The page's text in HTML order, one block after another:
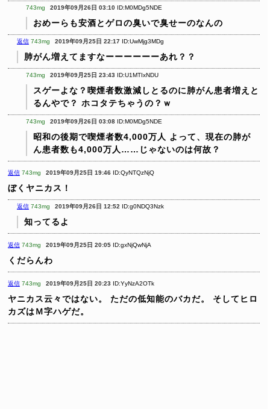
743mg 2019年09月26日 03:10 ID:M0MDg5NDE
おめーらも安酒とゲロの臭いで臭せーのなんの
返信 743mg 2019年09月25日 22:17 ID:UwMjg3MDg
肺がん増えてますなーーーーーーあれ？？
743mg 2019年09月25日 23:43 ID:U1MTIxNDU
スゲーよな？喫煙者数激減しとるのに肺がん患者増えと
るんやで？ ホコタテちゃうの？ｗ
743mg 2019年09月26日 03:08 ID:M0MDg5NDE
昭和の後期で喫煙者数4,000万人
よって、現在の肺が
ん患者数も4,000万人……じゃないのは何故？
返信 743mg 2019年09月25日 19:46 ID:QyNTQzNjQ
ぼくヤニカス！
返信 743mg 2019年09月26日 12:52 ID:g0NDQ3Nzk
知ってるよ
返信 743mg 2019年09月25日 20:05 ID:gxNjQwNjA
くだらんわ
返信 743mg 2019年09月25日 20:23 ID:YyNzA2OTk
ヤニカス云々ではない。 ただの低知能のバカだ。
そしてヒロ
カズはＭ字ハゲだ。